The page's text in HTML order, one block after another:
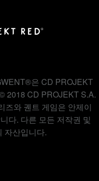
은 CD PROJEKT
2018 CD PROJEKT S.A.
즈와 궨트 게임은 안제이
다. 다른 모든 저작권 및
자산입니다.